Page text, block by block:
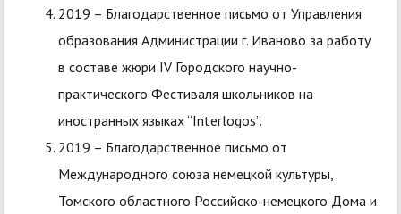
2019 – Благодарственное письмо от Управления
образования Администрации г. Иваново за работу
в составе жюри IV Городского научно-
практического Фестиваля школьников на
иностранных языках “Interlogos”.
2019 – Благодарственное письмо от
Международного союза немецкой культуры,
Томского областного Российско-немецкого Дома и